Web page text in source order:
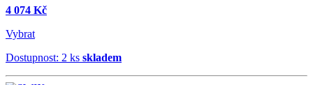
4 074 Kč
Vybrat
Dostupnost: 2 ks skladem